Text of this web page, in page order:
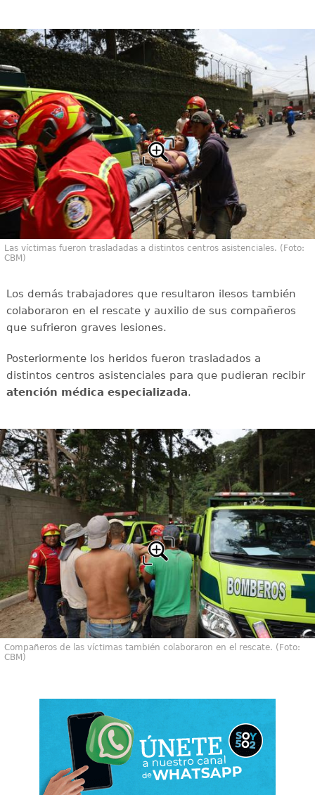
Las víctimas fueron trasladadas a distintos centros asistenciales. (Foto:
CBM)
Los demás trabajadores que resultaron ilesos también
colaboraron en el rescate y auxilio de sus compañeros
que sufrieron graves lesiones.
Posteriormente los heridos fueron trasladados a
distintos centros asistenciales para que pudieran recibir
atención médica especializada.
Compañeros de las víctimas también colaboraron en el rescate. (Foto:
CBM)